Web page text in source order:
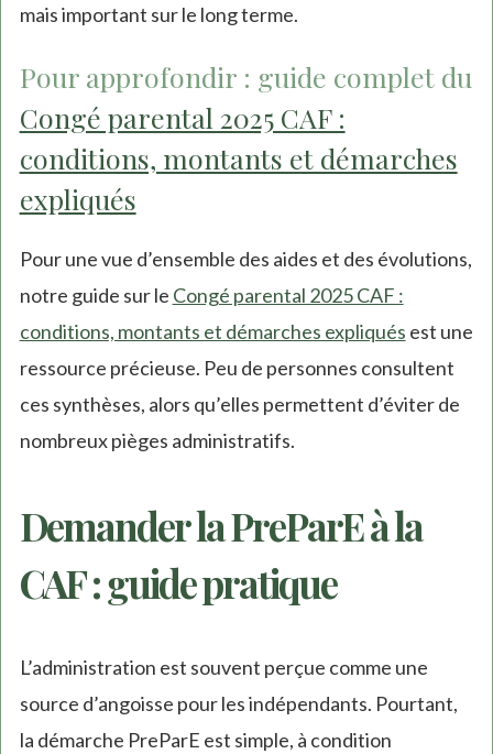
mais important sur le long terme.
Pour approfondir : guide complet du
Congé parental 2025 CAF :
conditions, montants et démarches
expliqués
Pour une vue d’ensemble des aides et des évolutions,
notre guide sur le Congé parental 2025 CAF :
conditions, montants et démarches expliqués est une
ressource précieuse. Peu de personnes consultent
ces synthèses, alors qu’elles permettent d’éviter de
nombreux pièges administratifs.
Demander la PreParE à la
CAF : guide pratique
L’administration est souvent perçue comme une
source d’angoisse pour les indépendants. Pourtant,
la démarche PreParE est simple, à condition